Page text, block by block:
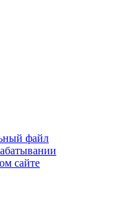
файл
сайте